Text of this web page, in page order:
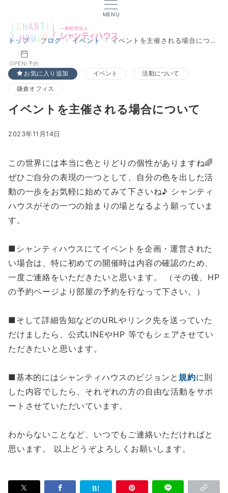
MENU
OPEN/予約
トップ ブログ イベント イベントを主催される場合について
お気に入り追加 イベント 活動について
鎌倉オフィス
イベントを主催される場合について
2023年11月14日
この世界には本当に色とりどりの個性がありますね🌈
ぜひご自分の表現の一つとして、自分の色を出した活
動の一歩をお気軽に始めてみて下さいね♪ シャンティ
ハウスがその一つの始まりの場となるよう願っていま
す。
■シャンティハウスにてイベントを企画・運営された
い場合は、特に初めての開催時は内容の確認のため、
一度ご連絡をいただきたいと思います。 （その後、HP
の予約ページより部屋の予約を行なって下さい。）
■そして詳細告知などのURLやリンク先を送っていた
だけましたら、公式LINEやHP 等でもシェアさせてい
ただきたいと思います。
■基本的にはシャンティハウスのビジョンと 規約に則
した内容でしたら、それぞれの方の自由な活動をサポ
ートさせていただいています。
わからないことなど、いつでもご連絡いただければと
思います。 以上どうぞよろしくお願いします。